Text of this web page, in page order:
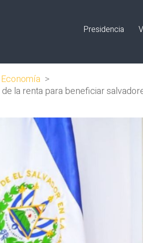
Presidencia
Economía >
la renta para beneficiar